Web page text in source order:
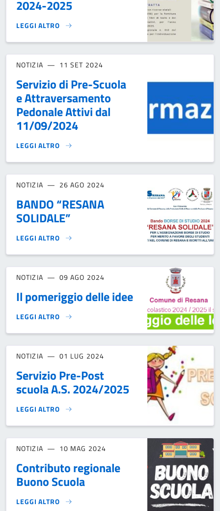
2024-2025
LEGGI ALTRO
CONTRIBUTO BUONO-LIBRI 2024-2025}
NOTIZIA 11 SET 2024
Servizio di Pre-Scuola
e Attraversamento
Pedonale Attivi dal
11/09/2024
LEGGI ALTRO
SERVIZIO DI PRE-SCUOLA E ATTRAVERSAMENTO
NOTIZIA 26 AGO 2024
BANDO “RESANA
SOLIDALE”
LEGGI ALTRO
BANDO “RESANA SOLIDALE”}
NOTIZIA 09 AGO 2024
Il pomeriggio delle idee
LEGGI ALTRO
IL POMERIGGIO DELLE IDEE}
NOTIZIA 01 LUG 2024
Servizio Pre-Post
scuola A.S. 2024/2025
LEGGI ALTRO
SERVIZIO PRE-POST SCUOLA A.S. 2024/2025}
NOTIZIA 10 MAG 2024
Contributo regionale
Buono Scuola
LEGGI ALTRO
CONTRIBUTO REGIONALE BUONO SCUOLA}